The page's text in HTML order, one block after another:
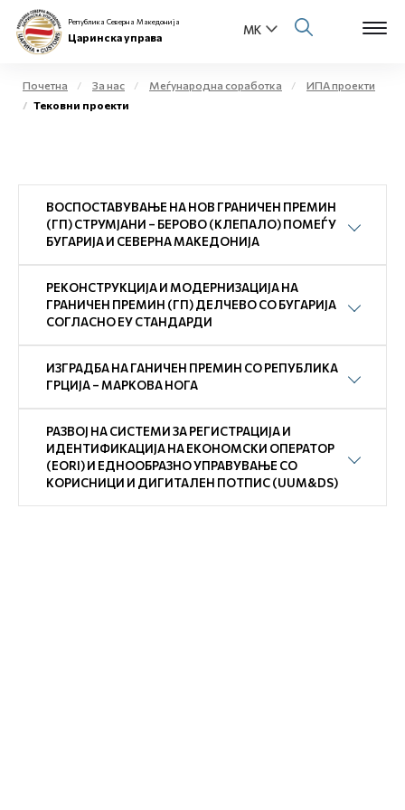
Бизнис заедница
Е-Царина
Медиа центар
Република Северна Македонија
Царинска управа
Почетна За нас Меѓународна соработка
ИПА проекти
Тековни проекти
ВОСПОСТАВУВАЊЕ НА НОВ ГРАНИЧЕН ПРЕМИН
(ГП) СТРУМЈАНИ – БЕРОВО (КЛЕПАЛО) ПОМЕЃУ
БУГАРИЈА И СЕВЕРНА МАКЕДОНИЈА
РЕКОНСТРУКЦИЈА И МОДЕРНИЗАЦИЈА НА
ГРАНИЧЕН ПРЕМИН (ГП) ДЕЛЧЕВО СО БУГАРИЈА
СОГЛАСНО ЕУ СТАНДАРДИ
ИЗГРАДБА НА ГАНИЧЕН ПРЕМИН СО РЕПУБЛИКА
ГРЦИЈА – МАРКОВА НОГА
РАЗВОЈ НА СИСТЕМИ ЗА РЕГИСТРАЦИЈА И
ИДЕНТИФИКАЦИЈА НА ЕКОНОМСКИ ОПЕРАТОР
(EORI) И EДНООБРАЗНО УПРАВУВАЊЕ СО
КОРИСНИЦИ И ДИГИТАЛЕН ПОТПИС (UUM&DS)